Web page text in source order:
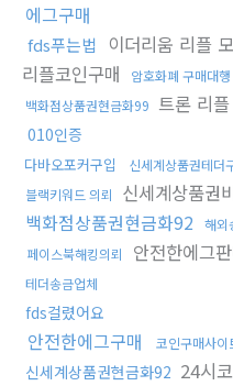
에그구매
fds푸는법 이더리움 리플
리플코인구매
암호화폐 구매대행
백화점상품권현금화99 트론 리
010인증
다바오포커구입 신세계상품권테더
블랙키워드 의뢰
신세계상품권
백화점상품권현금화92
해외
페이스북해킹의뢰 안전한에그
테더송금업체
fds걸렸어요
안전한에그구매 코인구매사이
신세계상품권현금화92 24시